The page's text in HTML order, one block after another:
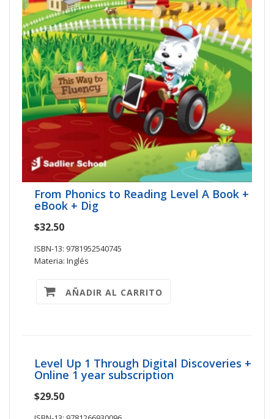
From Phonics to Reading Level A Book +
eBook + Dig
$32.50
ISBN-13: 9781952540745
Materia: Inglés
AÑADIR AL CARRITO
Level Up 1 Through Digital Discoveries +
Online 1 year subscription
$29.50